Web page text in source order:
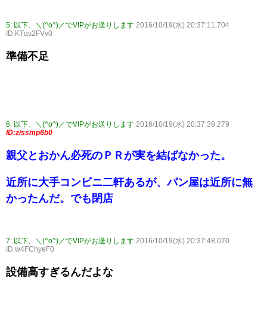
5: 以下、＼(^o^)／でVIPがお送りします 2016/10/19(水) 20:37:11.704
ID:KTqs2FVv0
準備不足
6: 以下、＼(^o^)／でVIPがお送りします 2016/10/19(水) 20:37:39.279
ID:z/ssmp6b0
親父とおかん必死のＰＲが実を結ばなかった。
近所に大手コンビニ二軒あるが、パン屋は近所に無
かったんだ。でも閉店
7: 以下、＼(^o^)／でVIPがお送りします 2016/10/19(水) 20:37:48.070
ID:w4FChyeF0
設備高すぎるんだよな